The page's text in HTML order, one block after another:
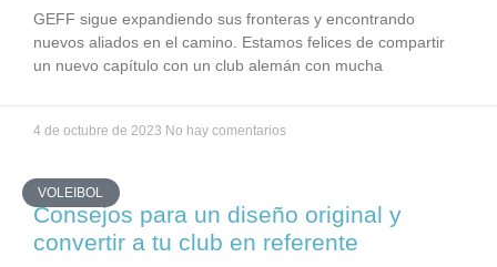
GEFF sigue expandiendo sus fronteras y encontrando
nuevos aliados en el camino. Estamos felices de compartir
un nuevo capítulo con un club alemán con mucha
4 de octubre de 2023 No hay comentarios
VOLEIBOL
Consejos para un diseño original y
convertir a tu club en referente